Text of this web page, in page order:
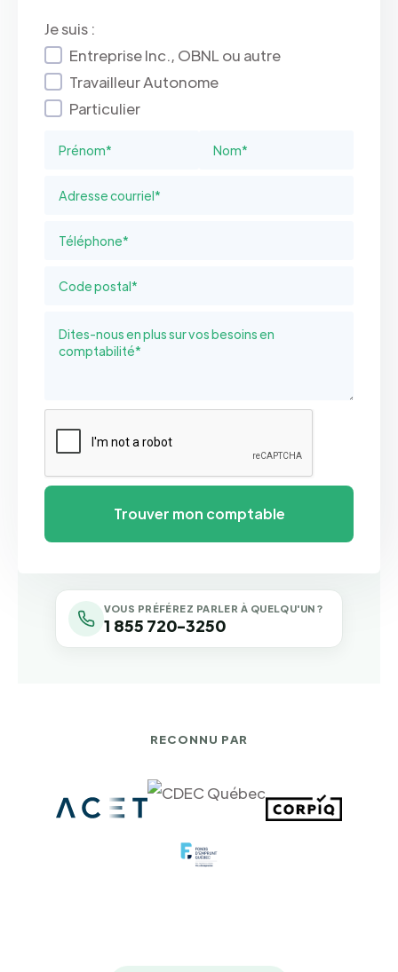
Je suis :
Entreprise Inc., OBNL ou autre
Travailleur Autonome
Particulier
VOUS PRÉFÉREZ PARLER À QUELQU'UN ?
1 855 720-3250
RECONNU PAR